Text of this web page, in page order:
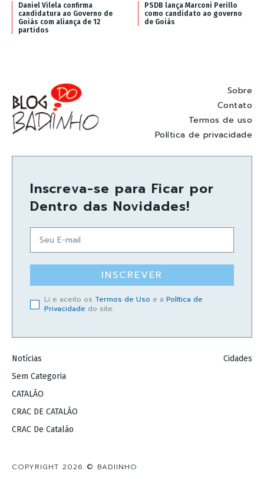
Daniel Vilela confirma
candidatura ao Governo de
Goiás com aliança de 12
partidos
PSDB lança Marconi Perillo
como candidato ao governo
de Goiás
Sobre
Contato
Termos de uso
Política de privacidade
Inscreva-se para Ficar por
Dentro das Novidades!
INSCREVER
Li e aceito os Termos de Uso e a Política de
Privacidade do site.
Notícias
Sem Categoria
CATALÃO
CRAC DE CATALÃO
CRAC De Catalão
Cidades
COPYRIGHT 2026 © BADIINHO